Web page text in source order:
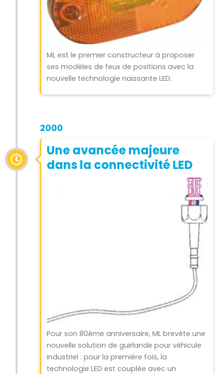
ML est le premier constructeur à proposer
ses modèles de feux de positions avec la
nouvelle technologie naissante LED.
2000
Une avancée majeure
dans la connectivité LED
Pour son 80ème anniversaire, ML brevète une
nouvelle solution de guirlande pour véhicule
industriel : pour la première fois, la
technologie LED est couplée avec un